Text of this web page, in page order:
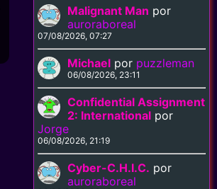
Malignant Man por
auroraboreal
07/08/2026, 07:27
Michael por puzzleman
06/08/2026, 23:11
Confidential Assignment
2: International por
Jorge
06/08/2026, 21:19
Cyber-C.H.I.C. por
auroraboreal